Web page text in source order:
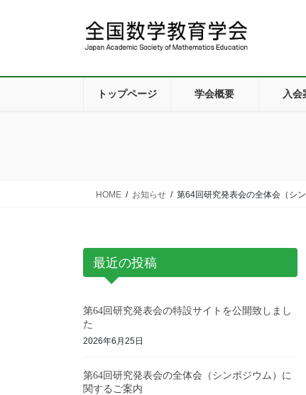
ツ
シ
トップページ 学会概要 入会
HOME お知らせ 第64回研究発表会の全体会（シ
最近の投稿
第64回研究発表会の特設サイトを公開致しまし
た
2026年6月25日
第64回研究発表会の全体会（シンポジウム）に
関するご案内